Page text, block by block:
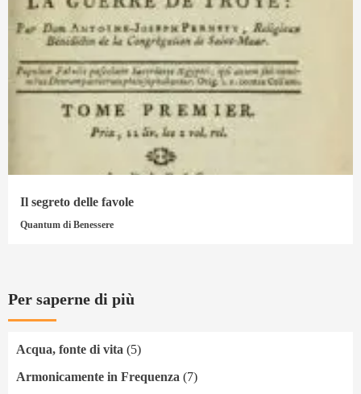
Il segreto delle favole
Quantum di Benessere
Per saperne di più
Acqua, fonte di vita (5)
Armonicamente in Frequenza (7)